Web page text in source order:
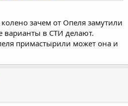
меняли часто
технологии ?
зачем от Опеля замутили
варианты в СТИ делают.
примастырили может она и